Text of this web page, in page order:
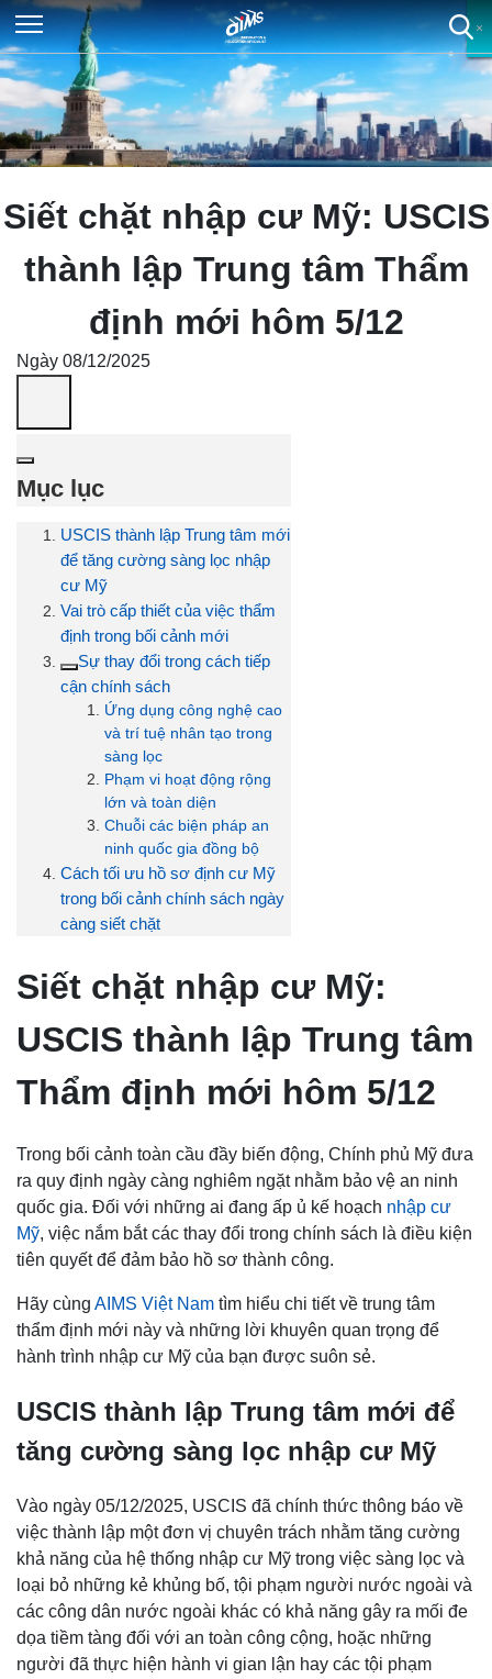
Siết chặt nhập cư Mỹ: USCIS
thành lập Trung tâm Thẩm
định mới hôm 5/12
Ngày 08/12/2025
Mục lục
USCIS thành lập Trung tâm mới
để tăng cường sàng lọc nhập
cư Mỹ
Vai trò cấp thiết của việc thẩm
định trong bối cảnh mới
Sự thay đổi trong cách tiếp
cận chính sách
Ứng dụng công nghệ cao
và trí tuệ nhân tạo trong
sàng lọc
Phạm vi hoạt động rộng
lớn và toàn diện
Chuỗi các biện pháp an
ninh quốc gia đồng bộ
Cách tối ưu hồ sơ định cư Mỹ
trong bối cảnh chính sách ngày
càng siết chặt
Siết chặt nhập cư Mỹ:
USCIS thành lập Trung tâm
Thẩm định mới hôm 5/12
Trong bối cảnh toàn cầu đầy biến động, Chính phủ Mỹ đưa
ra quy định ngày càng nghiêm ngặt nhằm bảo vệ an ninh
quốc gia. Đối với những ai đang ấp ủ kế hoạch nhập cư
Mỹ, việc nắm bắt các thay đổi trong chính sách là điều kiện
tiên quyết để đảm bảo hồ sơ thành công.
Hãy cùng AIMS Việt Nam tìm hiểu chi tiết về trung tâm
thẩm định mới này và những lời khuyên quan trọng để
hành trình nhập cư Mỹ của bạn được suôn sẻ.
USCIS thành lập Trung tâm mới để
tăng cường sàng lọc nhập cư Mỹ
Vào ngày 05/12/2025, USCIS đã chính thức thông báo về
việc thành lập một đơn vị chuyên trách nhằm tăng cường
khả năng của hệ thống nhập cư Mỹ trong việc sàng lọc và
loại bỏ những kẻ khủng bố, tội phạm người nước ngoài và
các công dân nước ngoài khác có khả năng gây ra mối đe
dọa tiềm tàng đối với an toàn công cộng, hoặc những
người đã thực hiện hành vi gian lận hay các tội phạm
×
×
×
×